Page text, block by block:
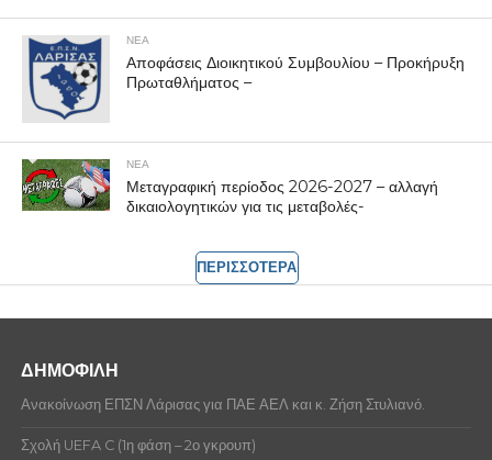
ΝΕΑ
Αποφάσεις Διοικητικού Συμβουλίου – Προκήρυξη
Πρωταθλήματος –
ΝΕΑ
Μεταγραφική περίοδος 2026-2027 – αλλαγή
δικαιολογητικών για τις μεταβολές-
ΠΕΡΙΣΣΟΤΕΡΑ
ΔΗΜΟΦΙΛΗ
Ανακοίνωση ΕΠΣΝ Λάρισας για ΠΑΕ ΑΕΛ και κ. Ζήση Στυλιανό.
Σχολή UEFA C (1η φάση – 2ο γκρουπ)